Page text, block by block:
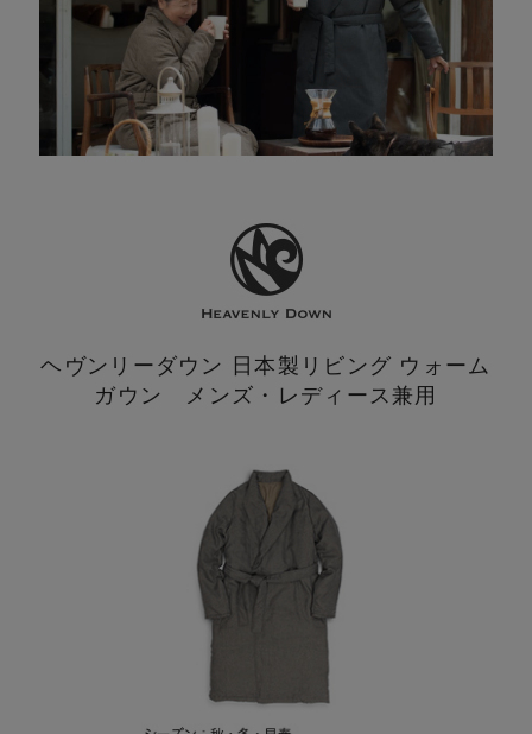
ヘヴンリーダウン 日本製 リビング ウォーム
ガウン メンズ・レディース兼用